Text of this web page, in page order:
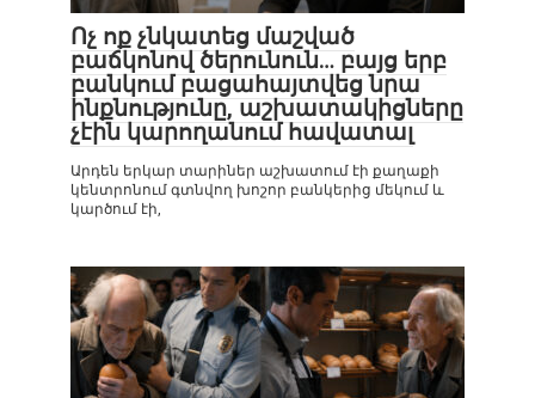
Ոչ ոք չնկատեց մաշված
բաճկոնով ծերունուն… բայց երբ
բանկում բացահայտվեց նրա
ինքնությունը, աշխատակիցները
չէին կարողանում հավատալ
Արդեն երկար տարիներ աշխատում էի քաղաքի
կենտրոնում գտնվող խոշոր բանկերից մեկում և
կարծում էի,